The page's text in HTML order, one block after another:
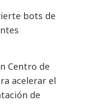
bots de
Centro de
acelerar el
de